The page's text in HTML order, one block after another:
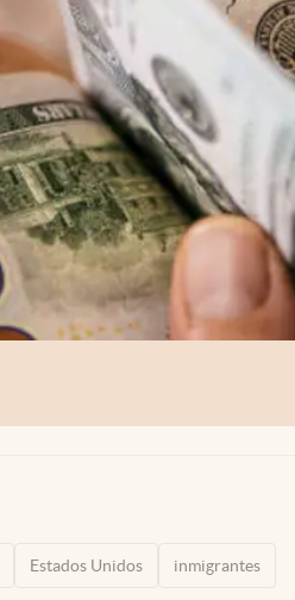
Estados Unidos inmigrantes